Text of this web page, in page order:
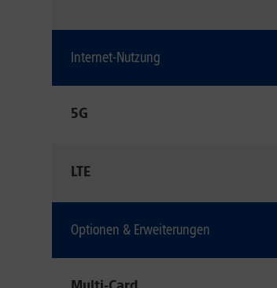
Internet-Nutzung
5G
LTE
Optionen & Erweiterungen